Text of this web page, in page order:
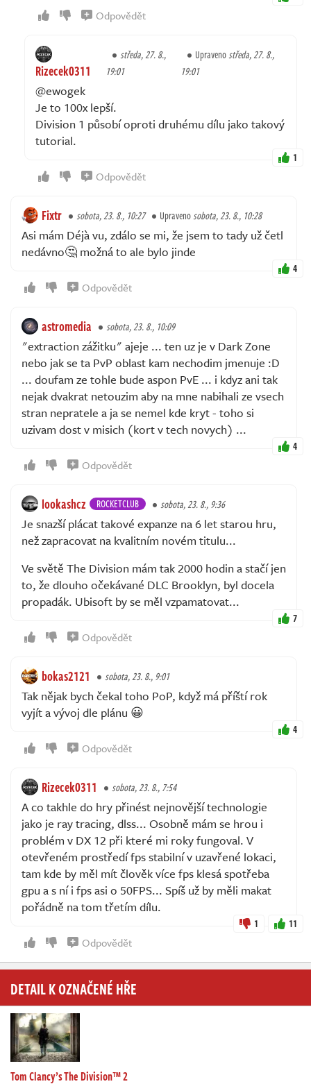
Odpovědět
Rizecek0311
středa, 27. 8.,
19:01
Upravenostředa, 27. 8.,
19:01
@ewogek
Je to 100x lepší.
Division 1 působí oproti druhému dílu jako takový
tutorial.
1
Odpovědět
Fixtr sobota, 23. 8., 10:27 Upravenosobota, 23. 8., 10:28
Asi mám Déjà vu, zdálo se mi, že jsem to tady už četl
nedávno🤔 možná to ale bylo jinde
4
Odpovědět
astromedia sobota, 23. 8., 10:09
"extraction zážitku" ajeje ... ten uz je v Dark Zone
nebo jak se ta PvP oblast kam nechodim jmenuje :D
... doufam ze tohle bude aspon PvE ... i kdyz ani tak
nejak dvakrat netouzim aby na mne nabihali ze vsech
stran nepratele a ja se nemel kde kryt - toho si
uzivam dost v misich (kort v tech novych) ...
4
Odpovědět
lookashcz ROCKETCLUB sobota, 23. 8., 9:36
Je snazší plácat takové expanze na 6 let starou hru,
než zapracovat na kvalitním novém titulu...
Ve světě The Division mám tak 2000 hodin a stačí jen
to, že dlouho očekávané DLC Brooklyn, byl docela
propadák. Ubisoft by se měl vzpamatovat...
7
Odpovědět
bokas2121 sobota, 23. 8., 9:01
Tak nějak bych čekal toho PoP, když má příští rok
vyjít a vývoj dle plánu 😀
4
Odpovědět
Rizecek0311 sobota, 23. 8., 7:54
A co takhle do hry přinést nejnovější technologie
jako je ray tracing, dlss... Osobně mám se hrou i
problém v DX 12 při které mi roky fungoval. V
otevřeném prostředí fps stabilní v uzavřené lokaci,
tam kde by měl mít člověk více fps klesá spotřeba
gpu a s ní i fps asi o 50FPS... Spíš už by měli makat
pořádně na tom třetím dílu.
1 11
Odpovědět
DETAIL K OZNAČENÉ HŘE
Tom Clancy’s The Division™ 2